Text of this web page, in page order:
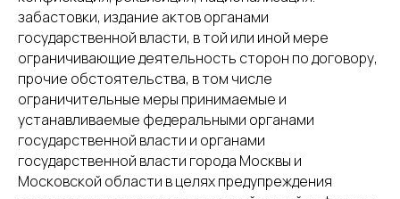
забастовки, издание актов органами
государственной власти, в той или иной мере
ограничивающие деятельность сторон по договору,
прочие обстоятельства, в том числе
ограничительные меры принимаемые и
устанавливаемые федеральными органами
государственной власти и органами
государственной власти города Москвы и
Московской области в целях предупреждения